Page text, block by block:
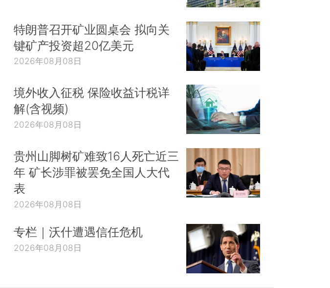
特朗普召开矿业圆桌会 拟向关
键矿产投资超20亿美元
2026年08月08日
境外收入征税 保险收益计税详
解(含视频)
2026年08月08日
贵州山脚树矿难致16人死亡近三
年 矿长涉罪被罢免全国人大代
表
2026年08月08日
专栏｜沃什遭遇信任危机
2026年08月08日